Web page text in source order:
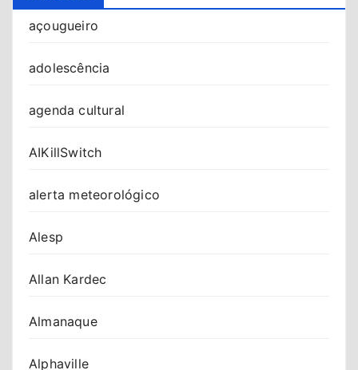
açougueiro
adolescência
agenda cultural
AIKillSwitch
alerta meteorológico
Alesp
Allan Kardec
Almanaque
Alphaville